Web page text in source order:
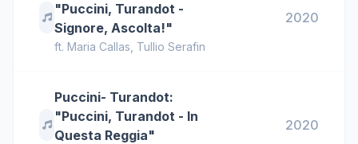
"Puccini, Turandot -
Signore, Ascolta!"
ft.Maria Callas Tullio Serafin
2020
Puccini- Turandot:
"Puccini, Turandot - In
Questa Reggia"
2020